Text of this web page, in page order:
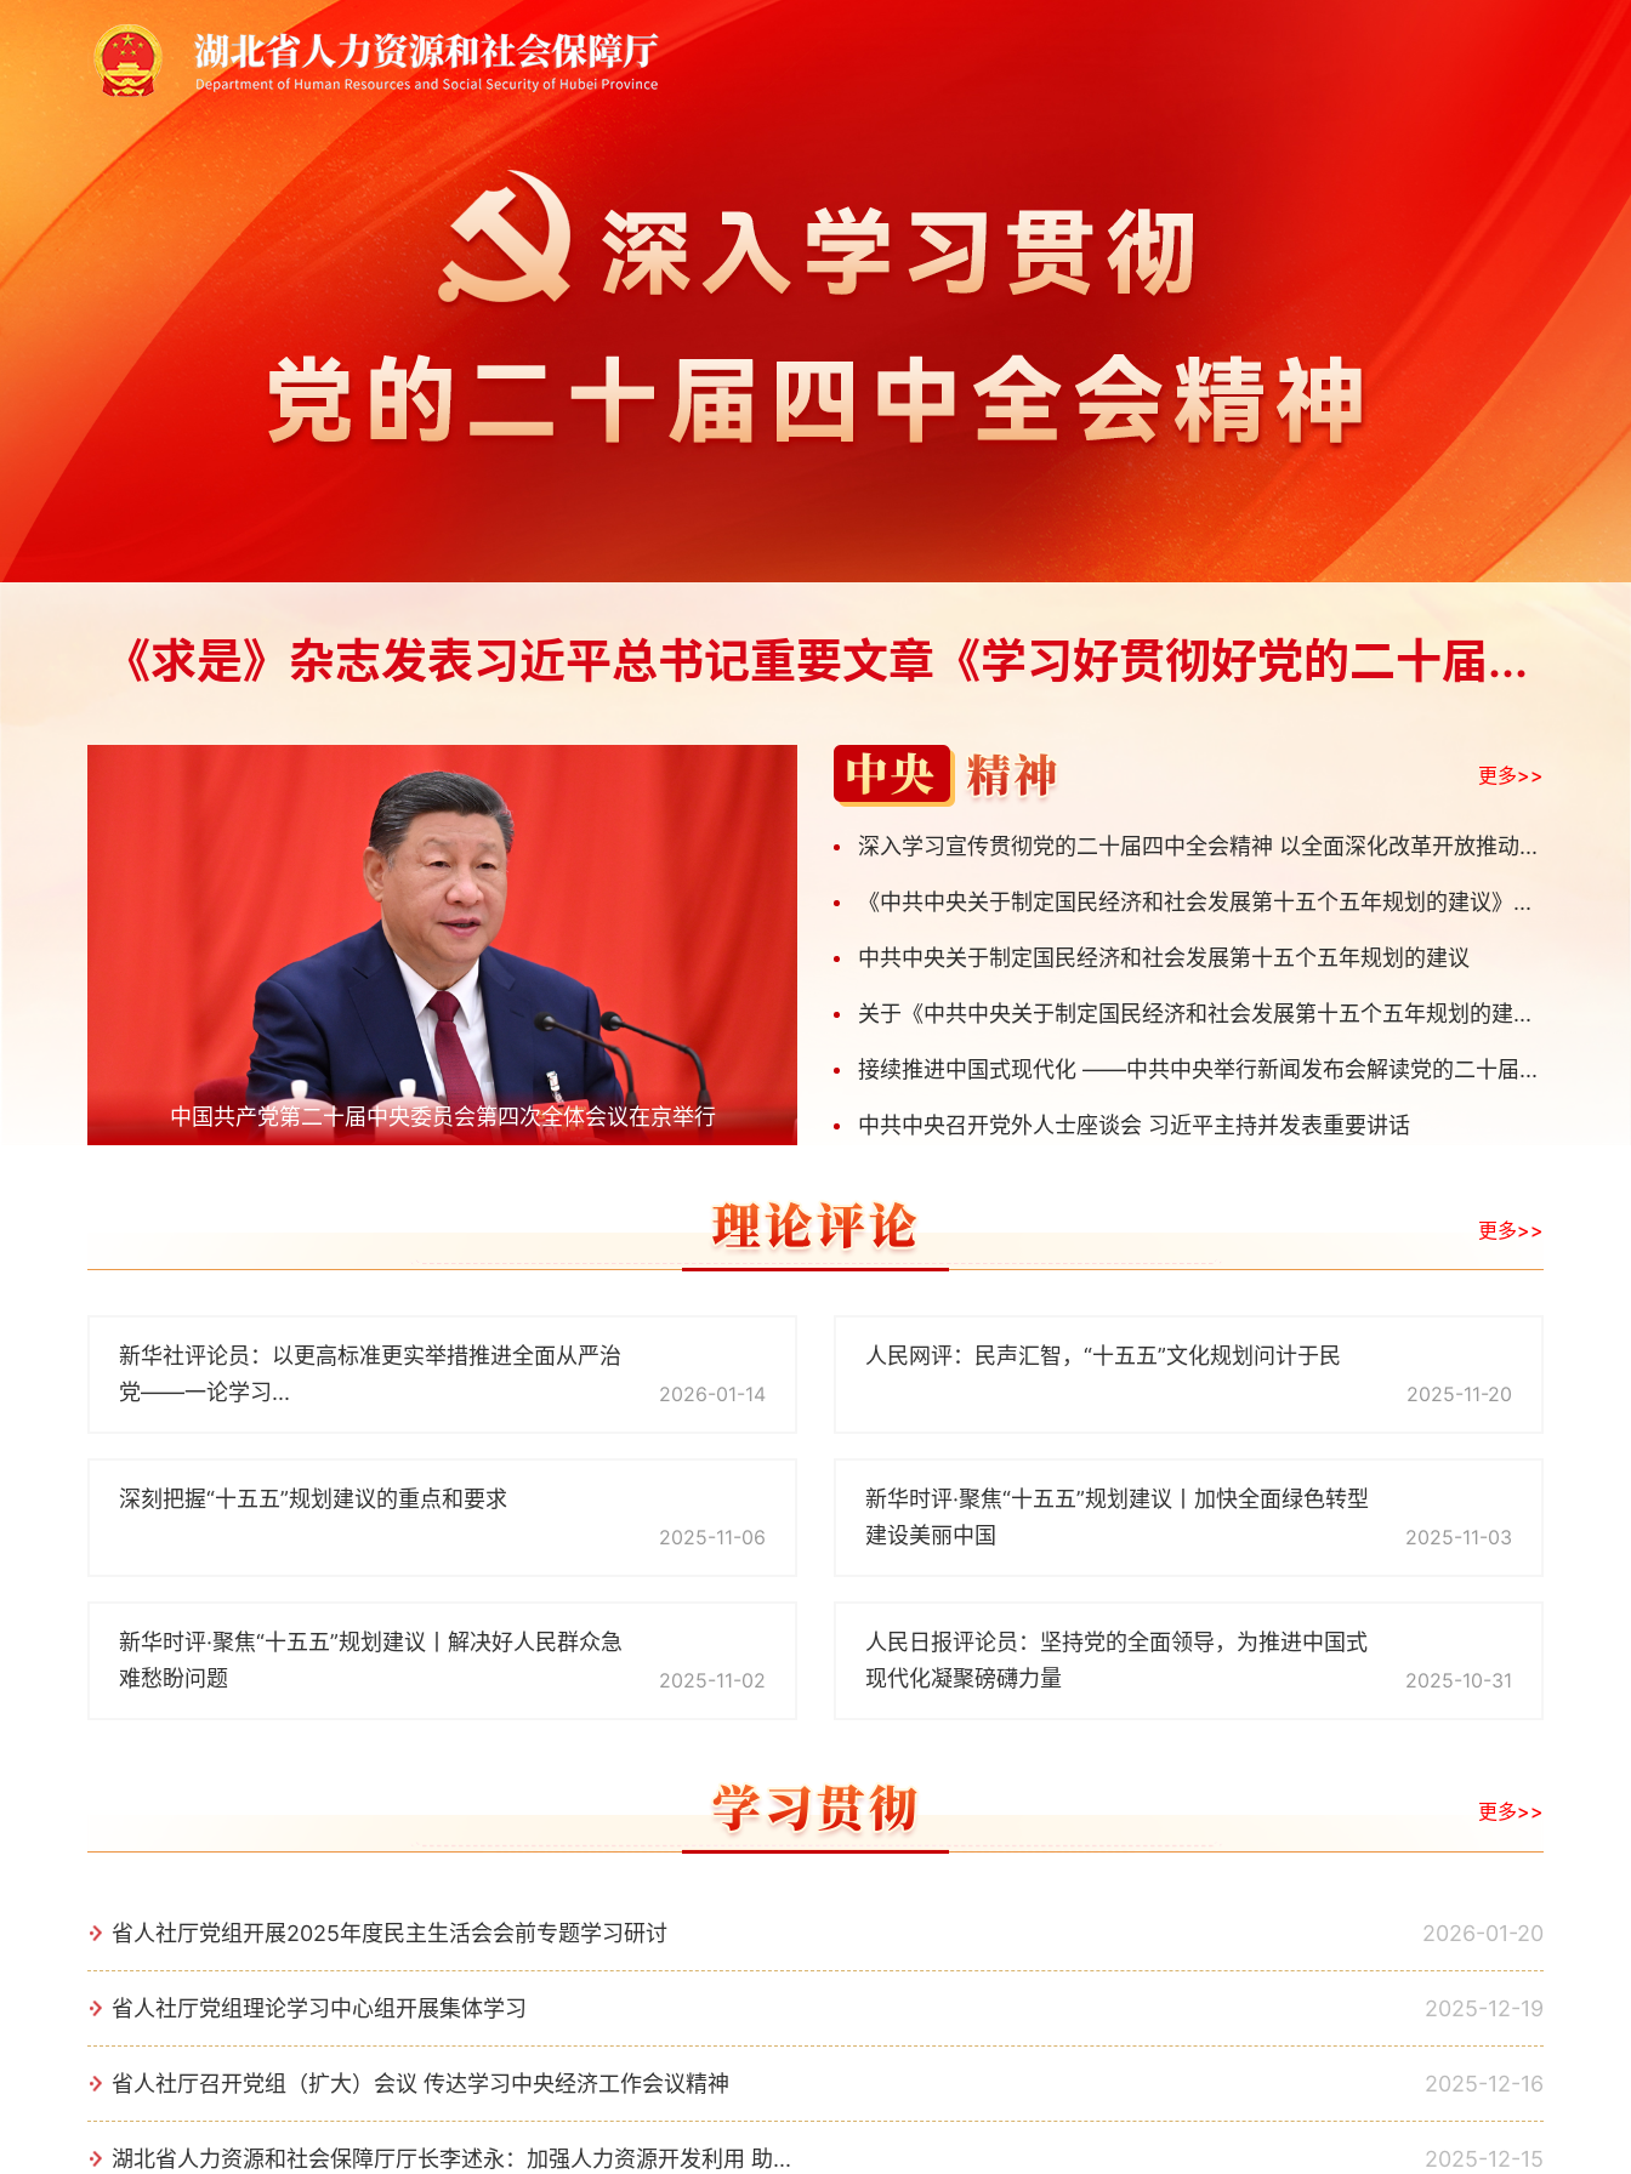
《求是》杂志发表习近平总书记重要文章《学习好贯彻好党的二十届...
中国共产党第二十届中央委员会第四次全体会议在京举行 中国共产党第二十届中央委员会第四次全体会议公报
更多>>
深入学习宣传贯彻党的二十届四中全会精神 以全面深化改革开放推动...
《中共中央关于制定国民经济和社会发展第十五个五年规划的建议》...
中共中央关于制定国民经济和社会发展第十五个五年规划的建议
关于《中共中央关于制定国民经济和社会发展第十五个五年规划的建...
接续推进中国式现代化 ——中共中央举行新闻发布会解读党的二十届...
中共中央召开党外人士座谈会 习近平主持并发表重要讲话
更多>>
新华社评论员：以更高标准更实举措推进全面从严治
党——一论学习...
2026-01-14
人民网评：民声汇智，“十五五”文化规划问计于民
2025-11-20
深刻把握“十五五”规划建议的重点和要求
2025-11-06
新华时评·聚焦“十五五”规划建议丨加快全面绿色转型
建设美丽中国
2025-11-03
新华时评·聚焦“十五五”规划建议丨解决好人民群众急
难愁盼问题
2025-11-02
人民日报评论员：坚持党的全面领导，为推进中国式
现代化凝聚磅礴力量
2025-10-31
更多>>
省人社厅党组开展2025年度民主生活会会前专题学习研讨 2026-01-20
省人社厅党组理论学习中心组开展集体学习 2025-12-19
省人社厅召开党组（扩大）会议 传达学习中央经济工作会议精神 2025-12-16
湖北省人力资源和社会保障厅厅长李述永：加强人力资源开发利用 助... 2025-12-15